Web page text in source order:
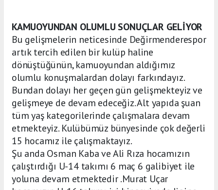
KAMUOYUNDAN OLUMLU SONUÇLAR GELİYOR
Bu gelişmelerin neticesinde Değirmenderespor
artık tercih edilen bir kulüp haline
dönüştüğünün, kamuoyundan aldığımız
olumlu konuşmalardan dolayı farkındayız.
Bundan dolayı her geçen gün gelişmekteyiz ve
gelişmeye de devam edeceğiz. Alt yapıda şuan
tüm yaş kategorilerinde çalışmalara devam
etmekteyiz. Kulübümüz bünyesinde çok değerli
15 hocamız ile çalışmaktayız.
Şu anda Osman Kaba ve Ali Rıza hocamızın
çalıştırdığı U-14 takımı 6 maç 6 galibiyet ile
yoluna devam etmektedir .Murat Uçar